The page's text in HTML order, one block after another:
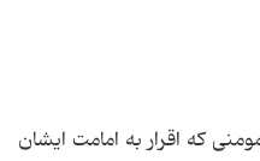
که اقرار به امامت ایشان